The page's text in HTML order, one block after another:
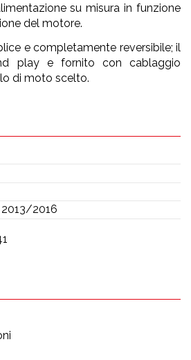
su misura in funzione
del motore.
e completamente reversibile; il
play e fornito con cablaggio
di moto scelto.
2016